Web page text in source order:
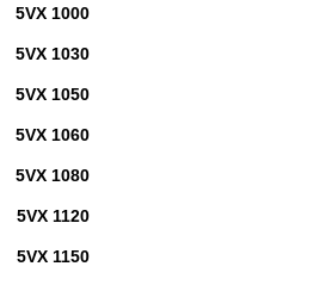
5VX 1000
5VX 1030
5VX 1050
5VX 1060
5VX 1080
5VX 1120
5VX 1150